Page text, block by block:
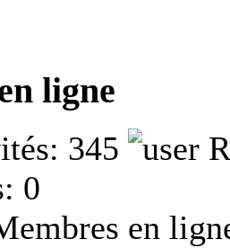
ligne
345
0
en